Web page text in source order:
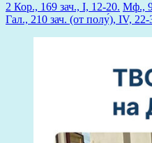
2 Кор., 169 зач., I, 12-20. Мф.,
Гал., 210 зач. (от полу́), IV, 22-